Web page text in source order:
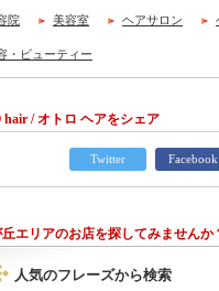
院 美容室 ヘアサロン
・ビューティー
/ オトロ ヘアをシェア
Twitter Facebook
エリアのお店を探してみませんか
人気のフレーズから検索